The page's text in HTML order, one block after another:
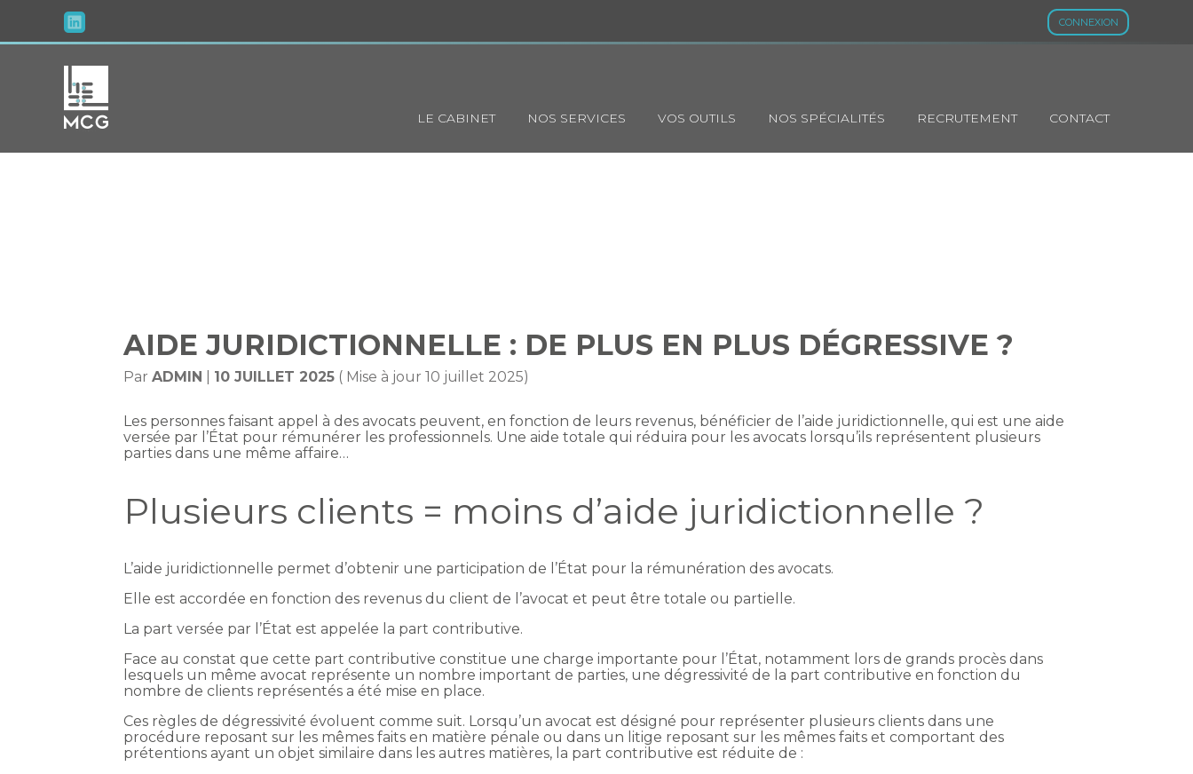
CONNEXION
au
Principal
LE CABINET NOS SERVICES VOS OUTILS NOS SPÉCIALITÉS RECRUTEMENT CONTACT
AIDE JURIDICTIONNELLE : DE PLUS EN PLUS DÉGRESSIVE ?
ParADMIN 10 JUILLET 2025 ( Mise à jour 10 juillet 2025)
Les personnes faisant appel à des avocats peuvent, en fonction de leurs revenus, bénéficier de l’aide juridictionnelle, qui est une aide
versée par l’État pour rémunérer les professionnels. Une aide totale qui réduira pour les avocats lorsqu’ils représentent plusieurs
parties dans une même affaire…
Plusieurs clients = moins d’aide juridictionnelle ?
L’aide juridictionnelle permet d’obtenir une participation de l’État pour la rémunération des avocats.
Elle est accordée en fonction des revenus du client de l’avocat et peut être totale ou partielle.
La part versée par l’État est appelée la part contributive.
Face au constat que cette part contributive constitue une charge importante pour l’État, notamment lors de grands procès dans
lesquels un même avocat représente un nombre important de parties, une dégressivité de la part contributive en fonction du
nombre de clients représentés a été mise en place.
Ces règles de dégressivité évoluent comme suit. Lorsqu’un avocat est désigné pour représenter plusieurs clients dans une
procédure reposant sur les mêmes faits en matière pénale ou dans un litige reposant sur les mêmes faits et comportant des
prétentions ayant un objet similaire dans les autres matières, la part contributive est réduite de :